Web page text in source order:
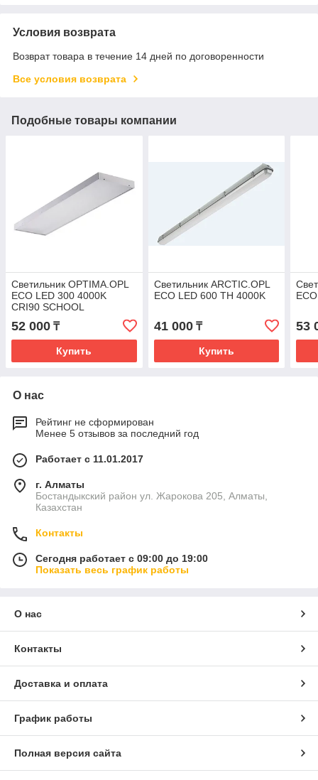
Условия возврата
Возврат товара в течение 14 дней по договоренности
Все условия возврата
Подобные товары компании
Светильник OPTIMA.OPL
ECO LED 300 4000K
CRI90 SCHOOL
52 000 ₸
Купить
Светильник ARCTIC.OPL
ECO LED 600 TH 4000K
41 000₸
Купить
53
О нас
Рейтинг не сформирован
Менее 5 отзывов за последний год
Работает с 11.01.2017
г. Алматы
Бостандыкский район ул. Жарокова 205, Алматы,
Казахстан
Контакты
Сегодня работает с 09:00 до 19:00
Показать весь график работы
О нас
Контакты
Доставка и оплата
График работы
Полная версия сайта